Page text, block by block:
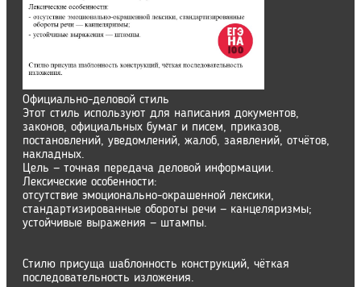
Официально-деловой стиль
Этот стиль используют для написания документов,
законов, официальных бумаг и писем, приказов,
постановлений, уведомлений, жалоб, заявлений, отчётов,
накладных.
Цель — точная передача деловой информации.
Лексические особенности:
отсутствие эмоционально-окрашенной лексики,
стандартизированные обороты речи — канцеляризмы;
устойчивые выражения — штампы.
Стилю присуща шаблонность конструкций, чёткая
последовательность изложения.